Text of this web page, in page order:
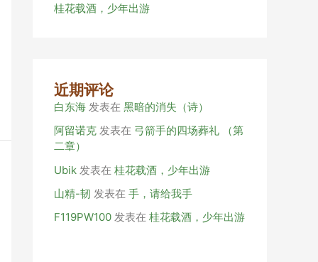
桂花载酒，少年出游
近期评论
白东海 发表在 黑暗的消失（诗）
阿留诺克 发表在 弓箭手的四场葬礼 （第
二章）
Ubik 发表在 桂花载酒，少年出游
山精-韧 发表在 手，请给我手
F119PW100 发表在 桂花载酒，少年出游